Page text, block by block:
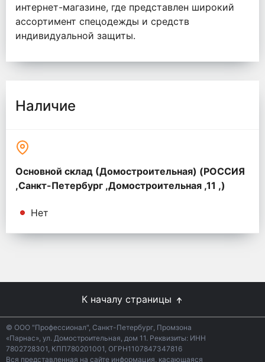
интернет-магазине, где представлен широкий
ассортимент спецодежды и средств
индивидуальной защиты.
Наличие
Основной склад (Домостроительная) (РОССИЯ
,Санкт-Петербург ,Домостроительная ,11 ,)
Нет
К началу страницы
© ООО "Профессионал", Санкт-Петербург, Промзона
«Парнас», ул. Домостроительная, дом 11. Реквизиты: ИНН
7802728301, КПП780201001, ОГРН1107847347816
Вся представленная на сайте информация, касающаяся